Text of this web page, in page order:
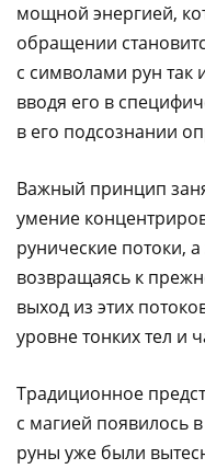
мощной энергией,
обращении
с символами рун так
вводя его в
в его подсознании
Важный принцип
умение
рунические потоки,
возвращаясь к
выход из этих
уровне тонких тел и
Традиционное
с магией появилось
руны уже были